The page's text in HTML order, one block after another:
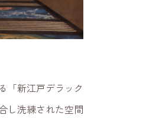
「新江戸デラック
し洗練された空間